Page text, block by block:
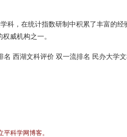
科，在统计指数研制中积累了丰富的经
威机构之一。
西湖文科评价 双一流排名 民办大学
科学网博客。